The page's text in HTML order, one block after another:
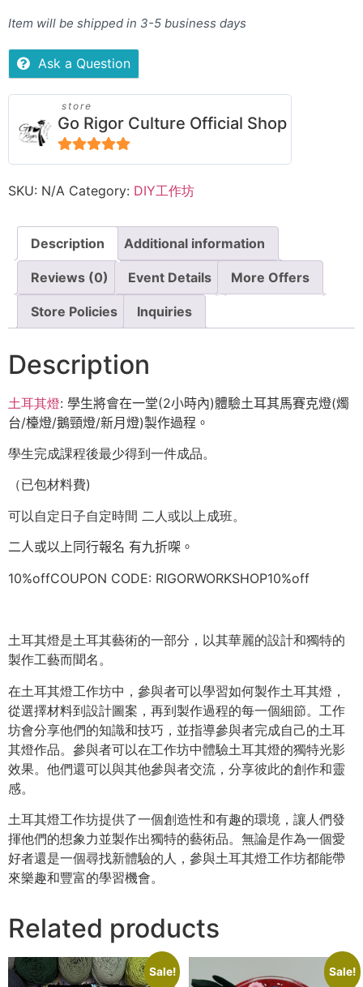
Item will be shipped in 3-5 business days
Ask a Question
store
Go Rigor Culture Official Shop
5out of 5
SKU: N/A Category: DIY工作坊
Description Additional information
Reviews (0) Event Details More Offers
Store Policies Inquiries
Description
土耳其燈: 學生將會在一堂(2小時內)體驗土耳其馬賽克燈(燭
台/檯燈/鵝頸燈/新月燈)製作過程。
學生完成課程後最少得到一件成品。
（已包材料費)
可以自定日子自定時間 二人或以上成班。
二人或以上同行報名 有九折㗎。
10%offCOUPON CODE: RIGORWORKSHOP10%off
土耳其燈是土耳其藝術的一部分，以其華麗的設計和獨特的
製作工藝而聞名。
在土耳其燈工作坊中，參與者可以學習如何製作土耳其燈，
從選擇材料到設計圖案，再到製作過程的每一個細節。工作
坊會分享他們的知識和技巧，並指導參與者完成自己的土耳
其燈作品。參與者可以在工作坊中體驗土耳其燈的獨特光影
效果。他們還可以與其他參與者交流，分享彼此的創作和靈
感。
土耳其燈工作坊提供了一個創造性和有趣的環境，讓人們發
揮他們的想象力並製作出獨特的藝術品。無論是作為一個愛
好者還是一個尋找新體驗的人，參與土耳其燈工作坊都能帶
來樂趣和豐富的學習機會。
Related products
Sale! Sale!